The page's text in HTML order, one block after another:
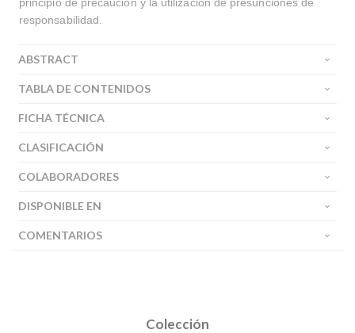
responsabilidad.
ABSTRACT
TABLA DE CONTENIDOS
FICHA TÉCNICA
CLASIFICACIÓN
COLABORADORES
DISPONIBLE EN
COMENTARIOS
Colección